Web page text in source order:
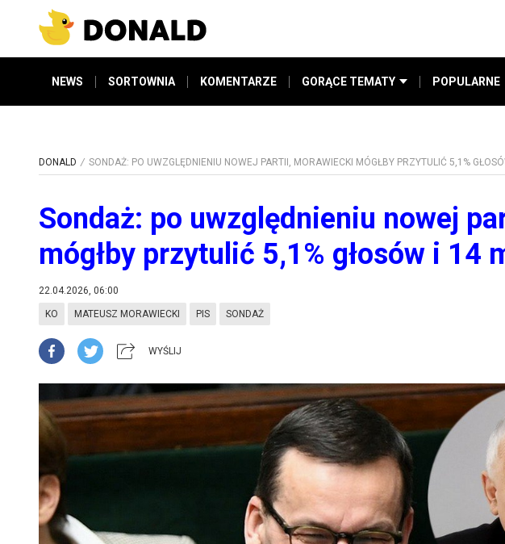
NEWS SORTOWNIA KOMENTARZE GORĄCE TEMATY POPULARNE
DONALD SONDAŻ: PO UWZGLĘDNIENIU NOWEJ PARTII, MORAWIECKI MÓGŁBY PRZYTULIĆ 5,1%
Sondaż: po uwzględnieniu nowej
mógłby przytulić 5,1% głosów i 14
22.04.2026, 06:00
KO MATEUSZ MORAWIECKI PIS SONDAŻ
WYŚLIJ